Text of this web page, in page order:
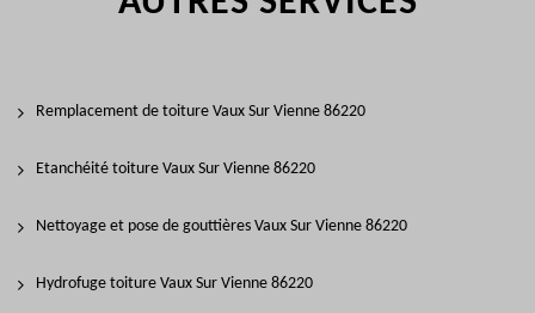
Remplacement de toiture Vaux Sur Vienne 86220
Etanchéité toiture Vaux Sur Vienne 86220
Nettoyage et pose de gouttières Vaux Sur Vienne 86220
Hydrofuge toiture Vaux Sur Vienne 86220